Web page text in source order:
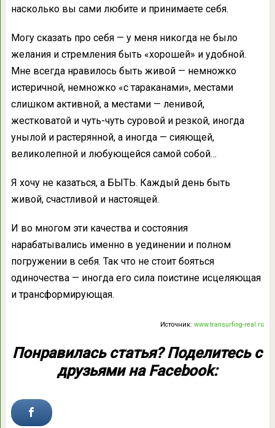
насколько вы сами любите и принимаете себя.
Могу сказать про себя — у меня никогда не было
желания и стремления быть «хорошей» и удобной.
Мне всегда нравилось быть живой — немножко
истеричной, немножко «с тараканами», местами
слишком активной, а местами — ленивой,
жестковатой и чуть-чуть суровой и резкой, иногда
унылой и растерянной, а иногда — сияющей,
великолепной и любующейся самой собой…
Я хочу не казаться, а БЫТЬ. Каждый день быть
живой, счастливой и настоящей.
И во многом эти качества и состояния
нарабатывались именно в уединении и полном
погружении в себя. Так что не стоит бояться
одиночества — иногда его сила поистине исцеляющая
и трансформирующая.
Источник:www.transurfing-real.ru
Понравилась статья? Поделитесь с
друзьями на Facebook: